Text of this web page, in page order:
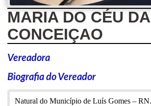
MARIA DO CÉU DA
CONCEIÇAO
Vereadora
Biografia do Vereador
Natural do Município de Luís Gomes –